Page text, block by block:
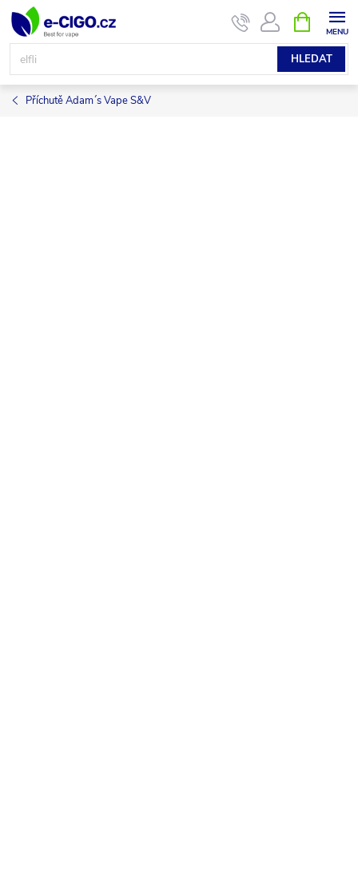
Přejít
obsah
HLEDAT
NÁKUPNÍ
KOŠÍK
Příchutě Adam´s Vape S&V